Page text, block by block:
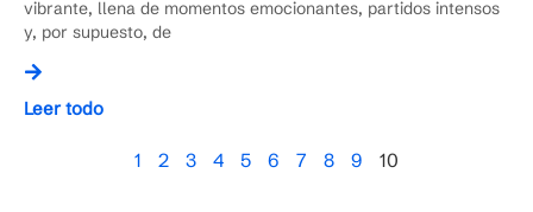
vibrante, llena de momentos emocionantes, partidos intensos
y, por supuesto, de
Leer todo
1 2 3 4 5 6 7 8 9 10